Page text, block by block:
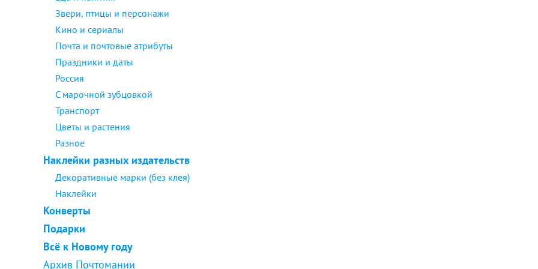
Звери, птицы и персонажи
Кино и сериалы
Почта и почтовые атрибуты
Праздники и даты
Россия
С марочной зубцовкой
Транспорт
Цветы и растения
Разное
Наклейки разных издательств
Декоративные марки (без клея)
Наклейки
Конверты
Подарки
Всё к Новому году
Архив Почтомании